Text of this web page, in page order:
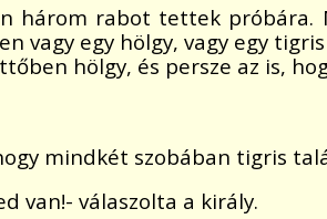
három rabot tettek próbára.
vagy egy hölgy, vagy egy
hölgy, és persze az is,
mindkét szobában tigris
van!- válaszolta a király.